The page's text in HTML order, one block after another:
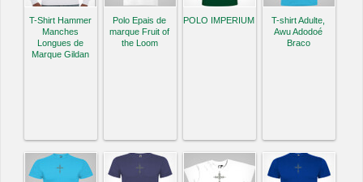
T-Shirt Hammer
Manches
Longues de
Marque Gildan
Polo Epais de
marque Fruit of
the Loom
POLO IMPERIUM
T-shirt Adulte,
Awu Adodoé
Braco